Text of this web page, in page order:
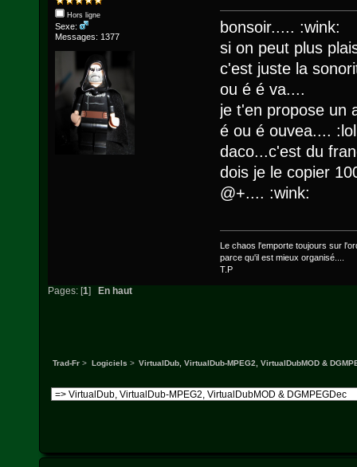
Hors ligne
Sexe:
Messages: 1377
bonsoir..... :wink:
si on peut plus
c'est juste la
ou é é va....
je t'en propose un
é ou é ouvea....
daco...c'est du
dois je le copier
@+.... :wink:
Le chaos l'emporte toujours sur
parce qu'il est mieux organisé....
T.P
Pages: [1] En haut
Trad-Fr > Logiciels > VirtualDub, VirtualDub-MPEG2, VirtualDubMOD &